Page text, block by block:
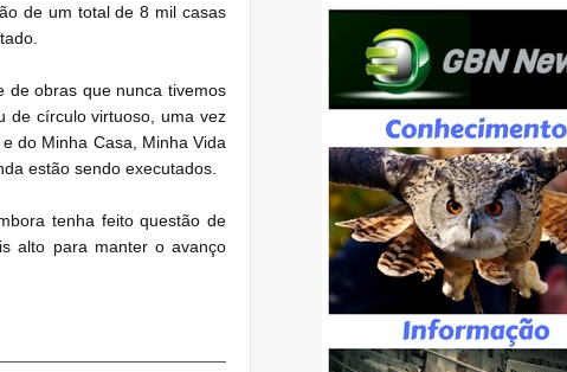
de um total de 8 mil casas
de obras que nunca tivemos
de círculo virtuoso, uma vez
do Minha Casa, Minha Vida
estão sendo executados.
tenha feito questão de
alto para manter o avanço